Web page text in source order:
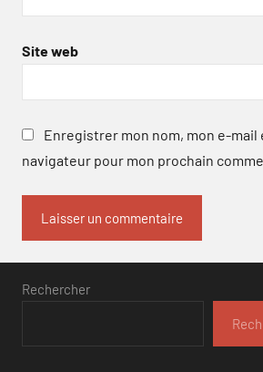
Site web
Enregistrer mon nom, mon e-mail
navigateur pour mon prochain
Rechercher